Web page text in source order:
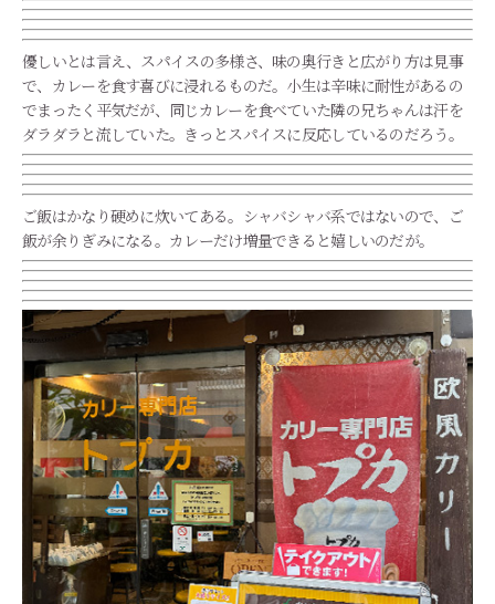
優しいとは言え、スパイスの多様さ、味の奥行きと広がり方は見事
で、カレーを食す喜びに浸れるものだ。小生は辛味に耐性があるの
でまったく平気だが、同じカレーを食べていた隣の兄ちゃんは汗を
ダラダラと流していた。きっとスパイスに反応しているのだろう。
ご飯はかなり硬めに炊いてある。シャバシャバ系ではないので、ご
飯が余りぎみになる。カレーだけ増量できると嬉しいのだが。